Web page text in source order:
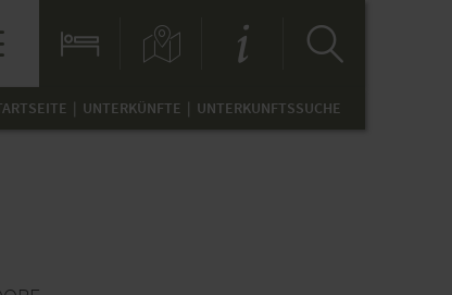
UNTERKÜNFTE UNTERKUNFTSSUCHE